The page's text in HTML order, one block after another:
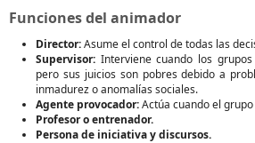
Funciones del animador
Director:Asume el control de todas las
Supervisor: Interviene cuando los
pero sus juicios son pobres debido a
inmadurez o anomalías sociales.
Agente provocador:Actúa cuando el
Profesor o entrenador.
Persona de iniciativa y discursos.